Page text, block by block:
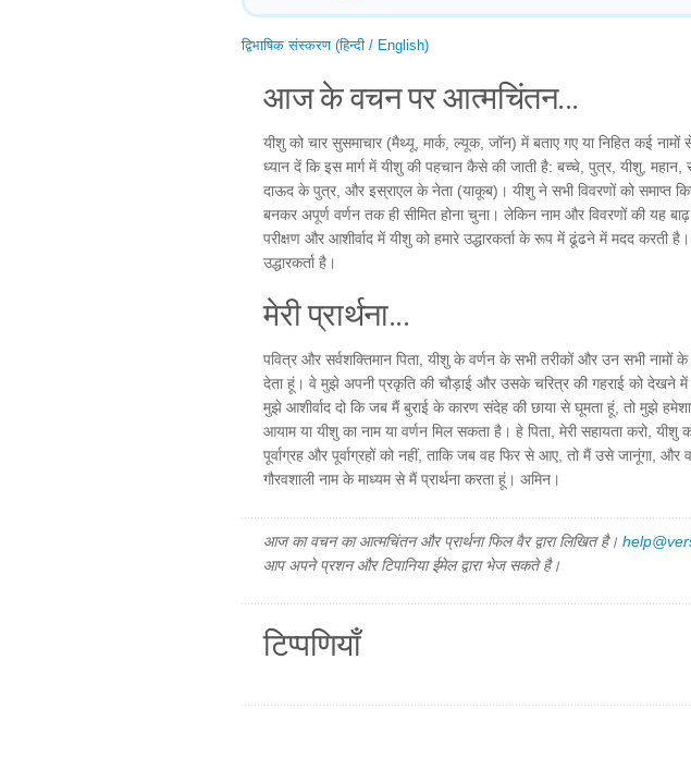
द्विभाषिक संस्करण (हिन्दी / English)
आज के वचन पर आत्मचिंतन...
यीशु को चार सुसमाचार (मैथ्यू, मार्क, ल्यूक, जॉन) में बताए गए या निहित कई नामों
ध्यान दें कि इस मार्ग में यीशु की पहचान कैसे की जाती है: बच्चे, पुत्र, यीशु, महान,
दाऊद के पुत्र, और इस्राएल के नेता (याकूब)। यीशु ने सभी विवरणों को समाप्त
बनकर अपूर्ण वर्णन तक ही सीमित होना चुना। लेकिन नाम और विवरणों की यह
परीक्षण और आशीर्वाद में यीशु को हमारे उद्धारकर्ता के रूप में ढूंढने में मदद करती
उद्धारकर्ता है।
मेरी प्रार्थना...
पवित्र और सर्वशक्तिमान पिता, यीशु के वर्णन के सभी तरीकों और उन सभी नामों
देता हूं। वे मुझे अपनी प्रकृति की चौड़ाई और उसके चरित्र की गहराई को देखने
मुझे आशीर्वाद दो कि जब मैं बुराई के कारण संदेह की छाया से घूमता हूं, तो मुझे
आयाम या यीशु का नाम या वर्णन मिल सकता है। हे पिता, मेरी सहायता करो,
पूर्वाग्रह और पूर्वाग्रहों को नहीं, ताकि जब वह फिर से आए, तो मैं उसे जानूंगा, और
गौरवशाली नाम के माध्यम से मैं प्रार्थना करता हूं। अमिन।
आज का वचन का आत्मचिंतन और प्रार्थना फिल वैर द्वारा लिखित है।
आप अपने प्रशन और टिपानिया ईमेल द्वारा भेज सकते है।
टिप्पणियाँ